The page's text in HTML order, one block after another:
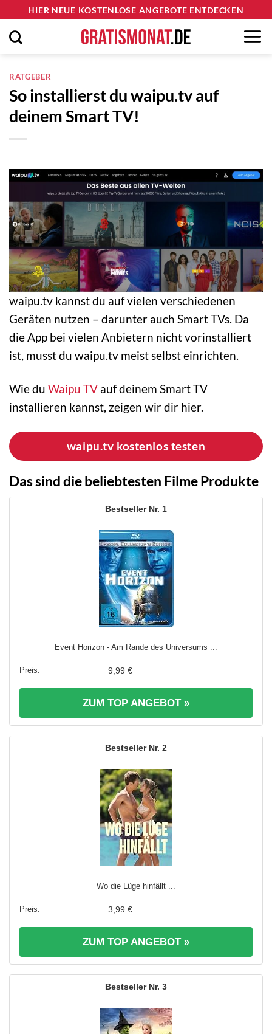
Inhalt
springen
HIER NEUE KOSTENLOSE ANGEBOTE ENTDECKEN
RATGEBER
So installierst du waipu.tv auf
deinem Smart TV!
waipu.tv kannst du auf vielen verschiedenen
Geräten nutzen – darunter auch Smart TVs. Da
die App bei vielen Anbietern nicht vorinstalliert
ist, musst du waipu.tv meist selbst einrichten.
Wie du Waipu TV auf deinem Smart TV
installieren kannst, zeigen wir dir hier.
waipu.tv kostenlos testen
Das sind die beliebtesten Filme Produkte
1
Event Horizon - Am Rande des Universums ...
9,99 €
ZUM TOP ANGEBOT »
2
Wo die Lüge hinfällt ...
3,99 €
ZUM TOP ANGEBOT »
3